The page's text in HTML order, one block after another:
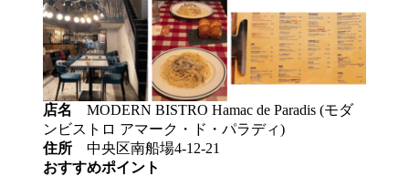
店名 MODERN BISTRO Hamac de Paradis (モダ
ンビストロ アマーク・ド・パラディ)
住所中央区南船場4-12-21
おすすめポイント